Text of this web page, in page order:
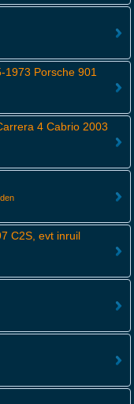
Porsche 901
4 Cabrio 2003
C2S, evt inruil